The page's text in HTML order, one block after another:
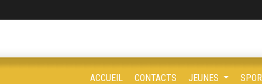
ACCUEIL CONTACTS JEUNES